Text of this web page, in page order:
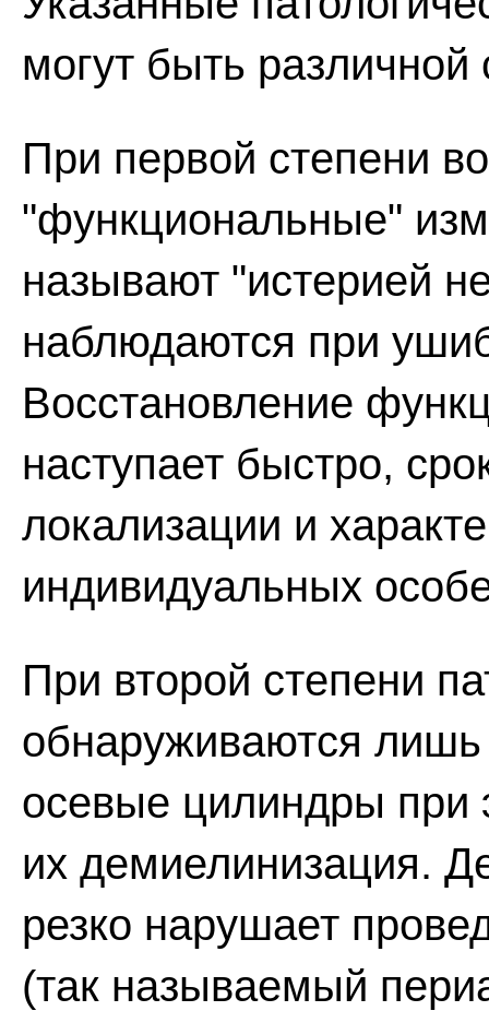
могут быть различной
При первой степени
"функциональные"
называют "истерией
наблюдаются при
Восстановление
наступает быстро,
локализации и
индивидуальных
При второй степени
обнаруживаются
осевые цилиндры при
их демиелинизация.
резко нарушает
(так называемый